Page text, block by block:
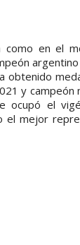
en el
obtenido
y campeón
ocupó el
el mejor